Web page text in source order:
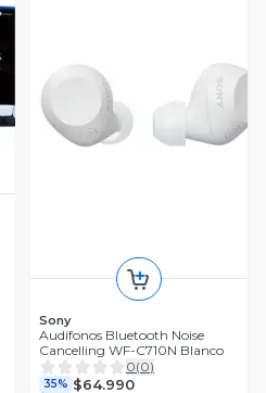
Sony
Audífonos Bluetooth Noise
Cancelling WF-C710N Blanco
0(0)
35% $64.990